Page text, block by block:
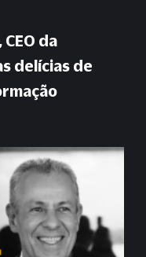
CEO da
delícias de